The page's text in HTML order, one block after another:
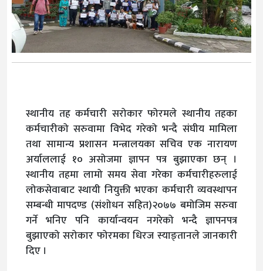
स्थानीय तह कर्मचारी सरोकार फोरमले स्थानीय तहका
कर्मचारीको सरुवामा विभेद गरेको भन्दै संघीय मामिला
तथा सामान्य प्रशासन मन्त्रालयका सचिव एक नारायण
अर्याललाई १० असोजमा ज्ञापन पत्र बुझाएका छन् ।
स्थानीय तहमा लामो समय सेवा गरेका कर्मचारीहरुलाई
लोकसेवाबाट स्थायी नियुक्ती भएका कर्मचारी व्यवस्थापन
सम्बन्धी मापदण्ड (संशोधन सहित)२०७७ बमोजिम सरुवा
गर्ने भनिए पनि कार्यान्वयन नगरेको भन्दै ज्ञापनपत्र
बुझाएको सरोकार फोरमका धिरज स्याङ्तानले जानकारी
दिए ।